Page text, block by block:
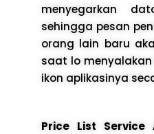
menyegarkan
sehingga pesan
orang lain baru
saat lo
ikon aplikasinya
Price List Service